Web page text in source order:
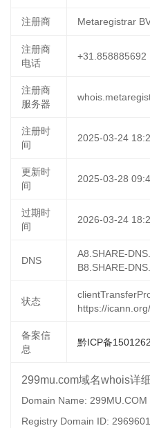
注册商 Metaregistrar
注册商
电话
+31.858885692
注册商
服务器
注册时
间
2025-03-24
更新时
间
2025-03-28
过期时
间
2026-03-24
DNS
A8.SHARE-
B8.SHARE-
状态
https://
备案信
息
黔ICP备
299mu.com域名whois详
Domain Name: 299MU.COM
Registry Domain ID: